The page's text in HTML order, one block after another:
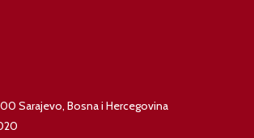
Sarajevo, Bosna i Hercegovina